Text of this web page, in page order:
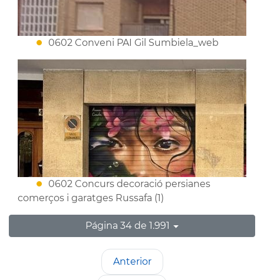
0602 Conveni PAI Gil Sumbiela_web
0602 Concurs decoració persianes
comerços i garatges Russafa (1)
Página 34 de 1.991
Anterior